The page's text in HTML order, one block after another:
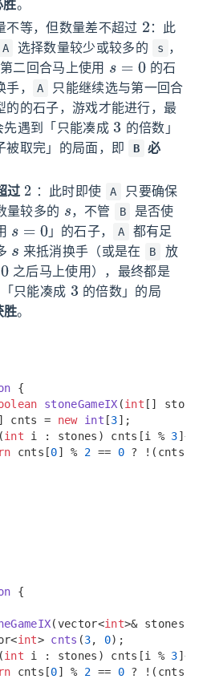
胜。
不等，但数量差不超过 2 ：此
A 选择数量较少或较多的 s ，
二回合马上使用 s=0
的石
，
A
只能继续选与第一回合
的的石子，游戏才能进行，最
先遇到「只能凑成 3 的倍数」
被取完」的局面，即
B
必
过 2 ：此时即使 A
只要确保
量较多的 s，不管 B
是否使
s=0 」的石子， A
都有足
s 来抵消换手（或是在 B
放
之后马上使用），最终都是
只能凑成 3 的倍数」的局
胜。
{
stoneGameIX (int [] stones)
cnts = new int [3];
int i : stones) cnts[i % 3]++;
cnts[0] % 2 == 0 ? !(cnts[
{
(vector<int>& stones)
int> cnts (3, 0) ;
int i : stones) cnts[i % 3]++;
cnts[0] % 2 == 0 ? !(cnts[